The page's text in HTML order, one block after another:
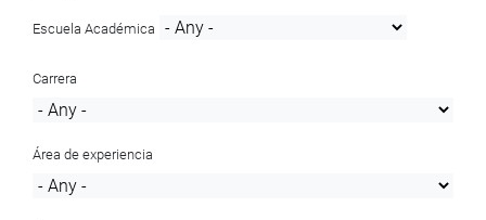
Escuela Académica
Carrera
Área de experiencia